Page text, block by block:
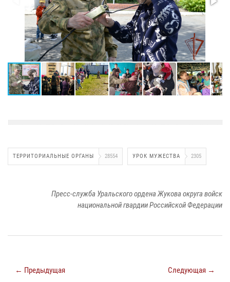
ТЕРРИТОРИАЛЬНЫЕ ОРГАНЫ 28554 УРОК МУЖЕСТВА 2305
Пресс-служба Уральского ордена Жукова округа войск
национальной гвардии Российской Федерации
← Предыдущая Следующая →